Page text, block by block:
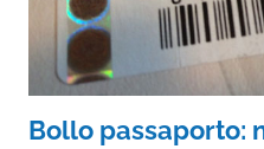
Bollo passaporto: